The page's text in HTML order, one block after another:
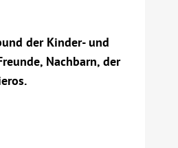
der Kinder- und
Nachbarn, der